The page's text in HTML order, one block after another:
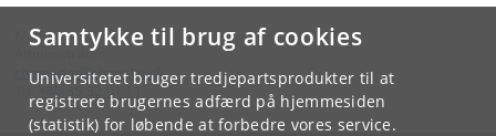
Samtykke til brug af cookies
Universitetet bruger tredjepartsprodukter til at
registrere brugernes adfærd på hjemmesiden
(statistik) for løbende at forbedre vores service.
Kontakt:
Administrator
chemadm@chem. ku.dk